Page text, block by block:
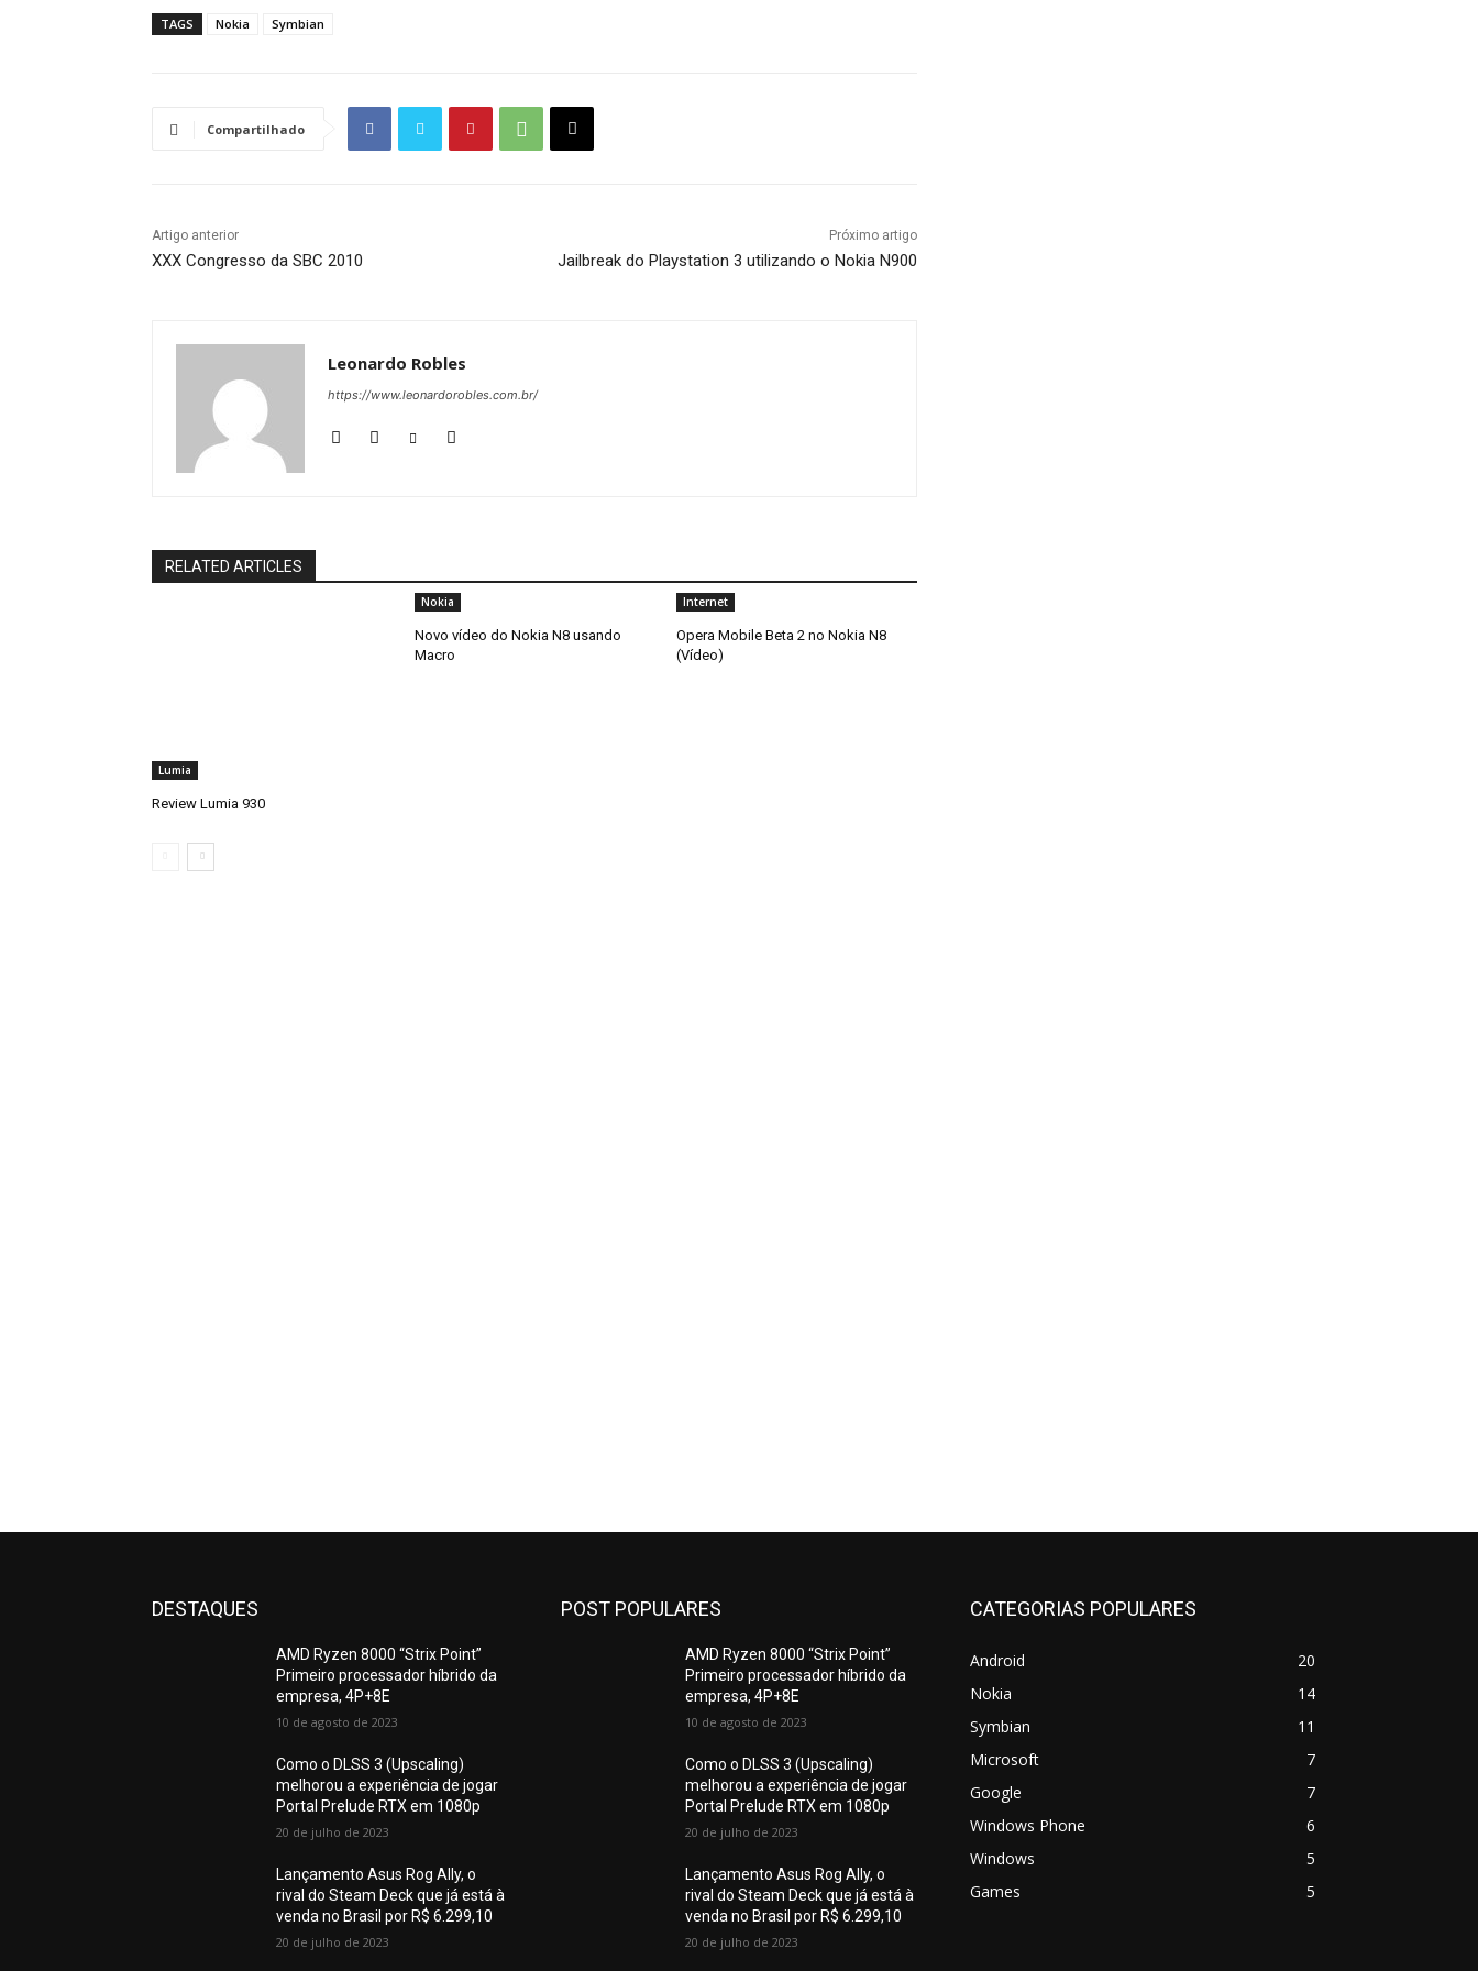
TAGS Nokia Symbian
Compartilhado
Artigo anterior
XXX Congresso da SBC 2010
Próximo artigo
Jailbreak do Playstation 3 utilizando o Nokia N900
Leonardo Robles
https://www.leonardorobles.com.br/
RELATED ARTICLES
Lumia
Review Lumia 930
Nokia
Novo vídeo do Nokia N8 usando
Macro
Internet
Opera Mobile Beta 2 no Nokia N8
(Vídeo)
DESTAQUES
AMD Ryzen 8000 “Strix Point”
Primeiro processador híbrido da
empresa, 4P+8E
10 de agosto de 2023
Como o DLSS 3 (Upscaling)
melhorou a experiência de jogar
Portal Prelude RTX em 1080p
20 de julho de 2023
Lançamento Asus Rog Ally, o
rival do Steam Deck que já está à
venda no Brasil por R$ 6.299,10
20 de julho de 2023
POST POPULARES
AMD Ryzen 8000 “Strix Point”
Primeiro processador híbrido da
empresa, 4P+8E
10 de agosto de 2023
Como o DLSS 3 (Upscaling)
melhorou a experiência de jogar
Portal Prelude RTX em 1080p
20 de julho de 2023
Lançamento Asus Rog Ally, o
rival do Steam Deck que já está à
venda no Brasil por R$ 6.299,10
20 de julho de 2023
CATEGORIAS POPULARES
Android
20
Nokia
14
Symbian
11
Microsoft
7
Google
7
Windows Phone
6
Windows
5
Games
5